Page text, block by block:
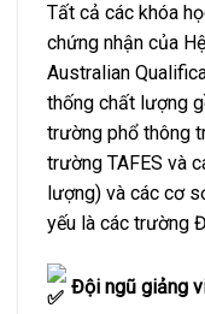
Tất cả các khóa
chứng nhận của
Australian
thống chất lượng
trường phổ thông
trường TAFES và
lượng) và các cơ
yếu là các trường
Đội ngũ giảng